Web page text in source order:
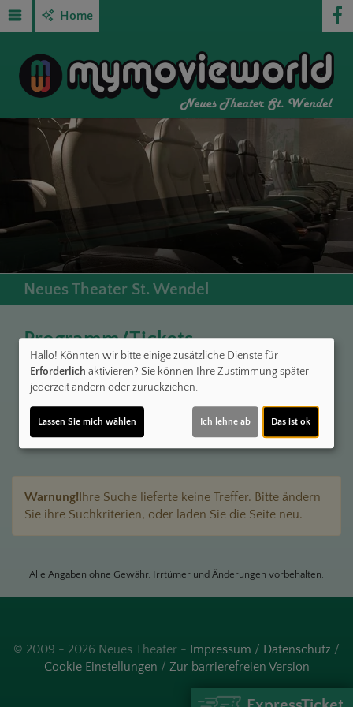
Home
Neues Theater St. Wendel
Programm/Tickets
Komplettes Programm Filter
Warnung!Ihre Suche lieferte keine Treffer. Bitte ändern
Sie ihre Suchkriterien, oder laden Sie die Seite neu.
Alle Angaben ohne Gewähr. Irrtümer und Änderungen vorbehalten.
© 2009 - 2026 Neues Theater - Impressum / Datenschutz /
Cookie Einstellungen / Zur barrierefreien Version
Hallo! Könnten wir bitte einige zusätzliche Dienste für
Erforderlich aktivieren? Sie können Ihre Zustimmung später
jederzeit ändern oder zurückziehen.
Lassen Sie mich wählen Ich lehne ab Das ist ok